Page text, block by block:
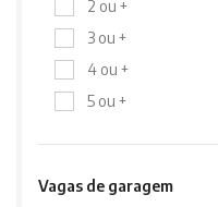
2 ou +
3 ou +
4 ou +
5 ou +
Vagas de garagem